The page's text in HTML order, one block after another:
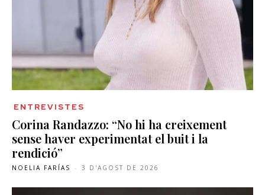
ENTREVISTES
Corina Randazzo: “No hi ha creixement
sense haver experimentat el buit i la
rendició”
NOELIA FARÍAS - 3 D'AGOST DE 2026